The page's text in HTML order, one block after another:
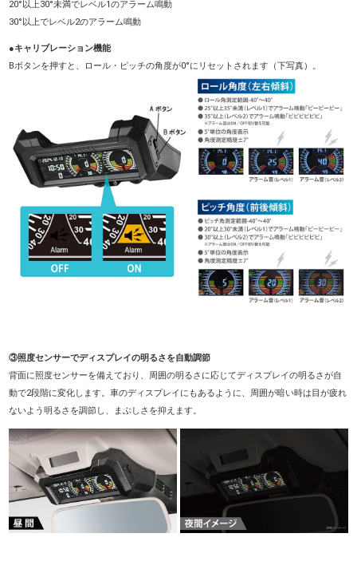
20°以上30°未満でレベル1のアラーム鳴動
30°以上でレベル2のアラーム鳴動
●キャリブレーション機能
Bボタンを押すと、ロール・ピッチの角度が0°にリセットされます（下写真）。
③照度センサーでディスプレイの明るさを自動調節
背面に照度センサーを備えており、周囲の明るさに応じてディスプレイの明るさが自
動で2段階に変化します。車のディスプレイにもあるように、周囲が暗い時は目が疲れ
ないよう明るさを調節し、まぶしさを抑えます。